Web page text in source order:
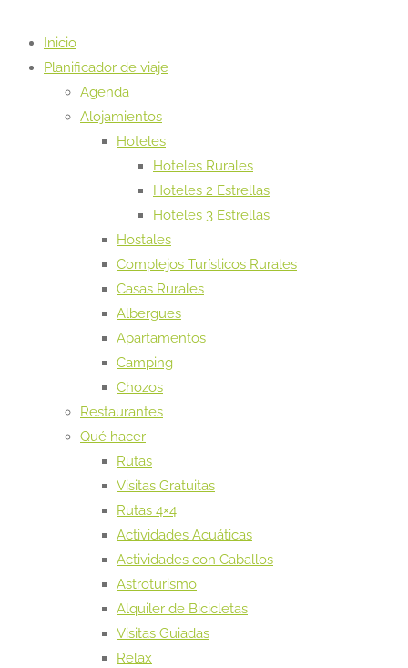
Inicio
Planificador de viaje
Agenda
Alojamientos
Hoteles
Hoteles Rurales
Hoteles 2 Estrellas
Hoteles 3 Estrellas
Hostales
Complejos Turísticos Rurales
Casas Rurales
Albergues
Apartamentos
Camping
Chozos
Restaurantes
Qué hacer
Rutas
Visitas Gratuitas
Rutas 4×4
Actividades Acuáticas
Actividades con Caballos
Astroturismo
Alquiler de Bicicletas
Visitas Guiadas
Relax